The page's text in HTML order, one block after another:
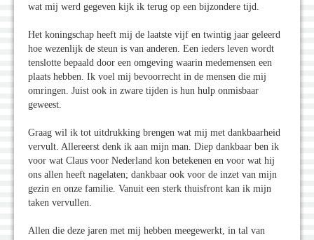
wat mij werd gegeven kijk ik terug op een bijzondere tijd.
Het koningschap heeft mij de laatste vijf en twintig jaar geleerd
hoe wezenlijk de steun is van anderen. Een ieders leven wordt
tenslotte bepaald door een omgeving waarin medemensen een
plaats hebben. Ik voel mij bevoorrecht in de mensen die mij
omringen. Juist ook in zware tijden is hun hulp onmisbaar
geweest.
Graag wil ik tot uitdrukking brengen wat mij met dankbaarheid
vervult. Allereerst denk ik aan mijn man. Diep dankbaar ben ik
voor wat Claus voor Nederland kon betekenen en voor wat hij
ons allen heeft nagelaten; dankbaar ook voor de inzet van mijn
gezin en onze familie. Vanuit een sterk thuisfront kan ik mijn
taken vervullen.
Allen die deze jaren met mij hebben meegewerkt, in tal van